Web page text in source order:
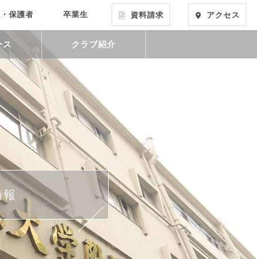
保護者 卒業生 資料請求 アクセス
ス クラブ紹介